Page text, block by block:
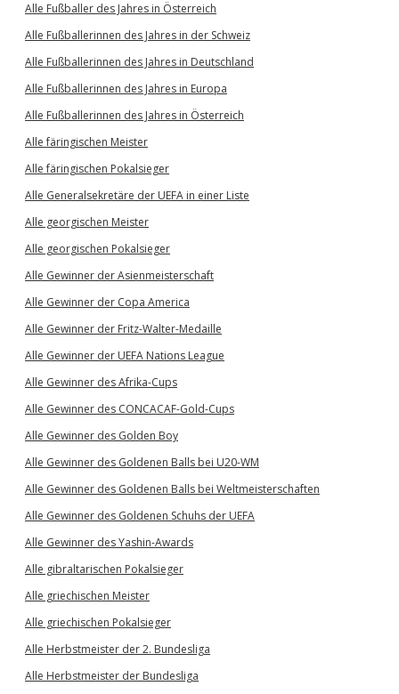
Alle Fußballer des Jahres in Österreich
Alle Fußballerinnen des Jahres in der Schweiz
Alle Fußballerinnen des Jahres in Deutschland
Alle Fußballerinnen des Jahres in Europa
Alle Fußballerinnen des Jahres in Österreich
Alle färingischen Meister
Alle färingischen Pokalsieger
Alle Generalsekretäre der UEFA in einer Liste
Alle georgischen Meister
Alle georgischen Pokalsieger
Alle Gewinner der Asienmeisterschaft
Alle Gewinner der Copa America
Alle Gewinner der Fritz-Walter-Medaille
Alle Gewinner der UEFA Nations League
Alle Gewinner des Afrika-Cups
Alle Gewinner des CONCACAF-Gold-Cups
Alle Gewinner des Golden Boy
Alle Gewinner des Goldenen Balls bei U20-WM
Alle Gewinner des Goldenen Balls bei Weltmeisterschaften
Alle Gewinner des Goldenen Schuhs der UEFA
Alle Gewinner des Yashin-Awards
Alle gibraltarischen Pokalsieger
Alle griechischen Meister
Alle griechischen Pokalsieger
Alle Herbstmeister der 2. Bundesliga
Alle Herbstmeister der Bundesliga